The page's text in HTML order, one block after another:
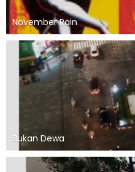
November Rain
Bukan Dewa